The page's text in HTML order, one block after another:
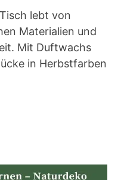
lebt von
Materialien und
Mit Duftwachs
in Herbstfarben